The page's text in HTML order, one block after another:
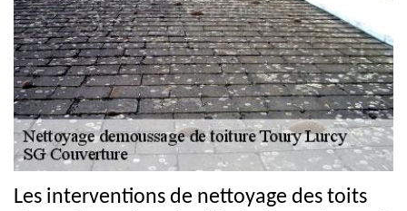
Les interventions de nettoyage des toits